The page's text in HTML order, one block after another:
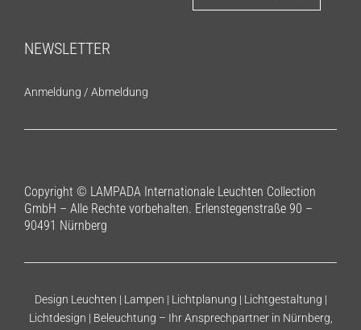
NEWSLETTER
Anmeldung / Abmeldung
Copyright © LAMPADA Internationale Leuchten Collection
GmbH – Alle Rechte vorbehalten. Erlenstegenstraße 90 –
90491 Nürnberg
Design Leuchten | Lampen | Lichtplanung | Lichtgestaltung |
Lichtdesign | Beleuchtung – Ihr Ansprechpartner in Nürnberg,